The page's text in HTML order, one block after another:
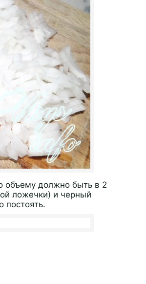
объему должно быть в 2
ложечки) и черный
постоять.